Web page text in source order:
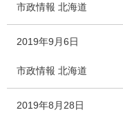
市政情報 北海道
2019年9月6日
市政情報 北海道
2019年8月28日